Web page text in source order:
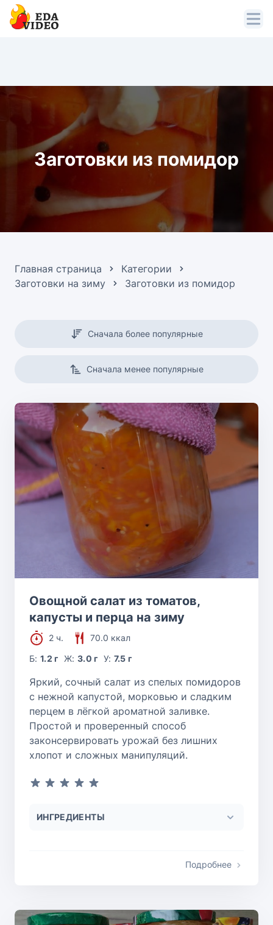
Заготовки из помидор
Главная страница
Категории
Заготовки на зиму
Заготовки из помидор
Сначала более популярные
Сначала менее популярные
Овощной салат из томатов,
капусты и перца на зиму
2 ч.
70.0 ккал
Б:1.2 г Ж: 3.0 г У: 7.5 г
Яркий, сочный салат из спелых помидоров
с нежной капустой, морковью и сладким
перцем в лёгкой ароматной заливке.
Простой и проверенный способ
законсервировать урожай без лишних
хлопот и сложных манипуляций.
ИНГРЕДИЕНТЫ
Подробнее